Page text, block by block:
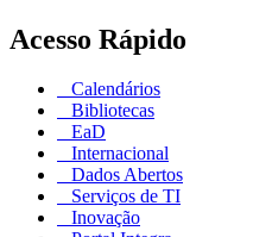
Acesso Rápido
Calendários
Bibliotecas
EaD
Internacional
Dados Abertos
Serviços de TI
Inovação